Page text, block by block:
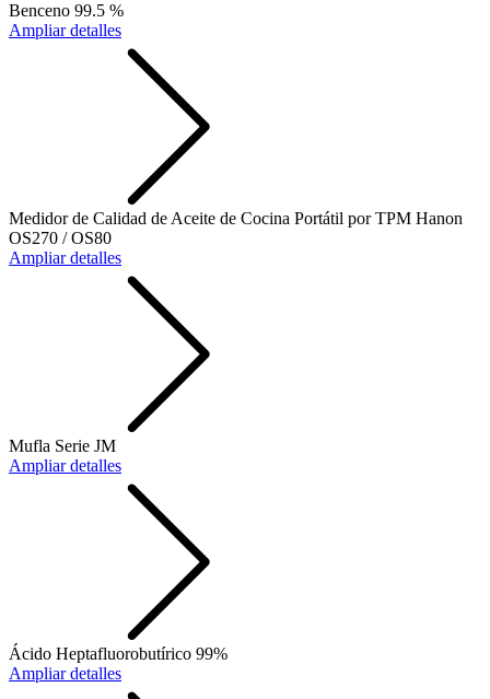
Benceno 99.5 %
Ampliar detalles
Medidor de Calidad de Aceite de Cocina Portátil por TPM Hanon
OS270 / OS80
Ampliar detalles
Mufla Serie JM
Ampliar detalles
Ácido Heptafluorobutírico 99%
Ampliar detalles